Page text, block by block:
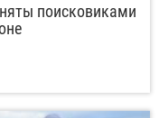
поисковиками